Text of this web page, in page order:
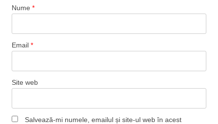
Nume *
Email *
Site web
Salvează-mi numele, emailul și site-ul web în acest